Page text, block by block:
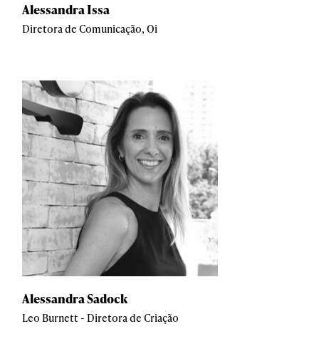
Alessandra Issa
Diretora de Comunicação, Oi
Alessandra Sadock
Leo Burnett - Diretora de Criação